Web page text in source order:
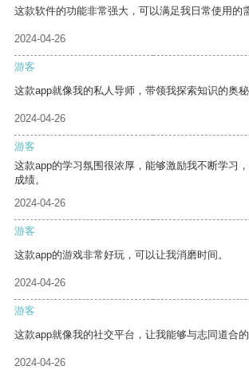
这款软件的功能非常强大，可以满足我日常使用的
2024-04-26
游客
这款app就像我的私人导师，带领我探索知识的奥秘
2024-04-26
游客
这款app的学习氛围很浓厚，能够激励我不断学习
成绩。
2024-04-26
游客
这款app的游戏非常好玩，可以让我消磨时间。
2024-04-26
游客
这款app就像我的社交平台，让我能够与志同道合的
2024-04-26